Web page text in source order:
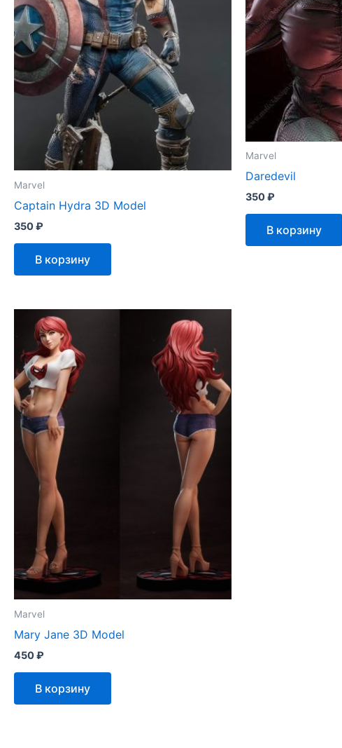
Marvel
Captain Hydra 3D Model
350₽
В корзину
Marvel
Daredevil
350₽
В корзину
Marvel
Mary Jane 3D Model
450₽
В корзину